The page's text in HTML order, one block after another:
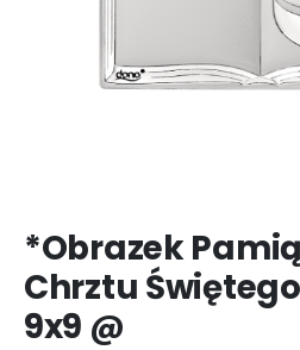
na
początek
galerii
*Obrazek
Chrztu Świętego
9x9 @